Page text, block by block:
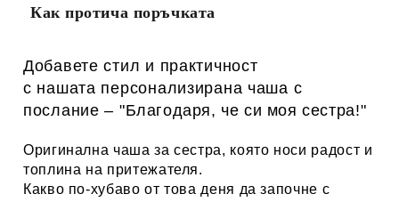
Как протича поръчката
Добавете стил и практичност
с нашата персонализирана чаша с
послание – "Благодаря, че си моя сестра!"
Оригинална чаша за сестра, която носи радост и
топлина на притежателя.
Какво по-хубаво от това деня да започне с